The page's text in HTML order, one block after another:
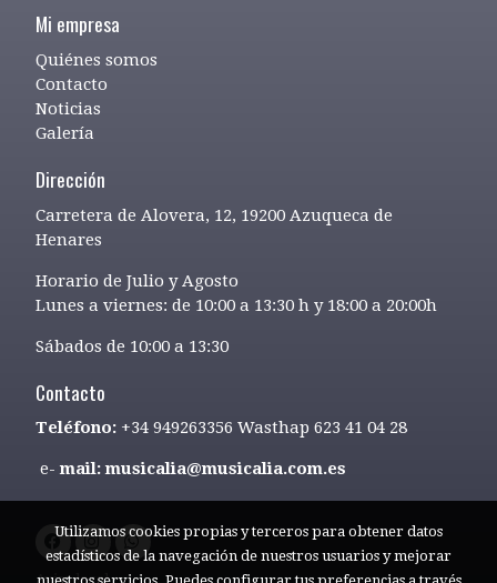
Mi empresa
Quiénes somos
Contacto
Noticias
Galería
Dirección
Carretera de Alovera, 12, 19200 Azuqueca de
Henares
Horario de Julio y Agosto
Lunes a viernes: de 10:00 a 13:30 h y 18:00 a 20:00h
Sábados de 10:00 a 13:30
Contacto
Teléfono: +34 949263356 Wasthap 623 41 04 28
e-mail: musicalia@musicalia.com.es
Aviso legal
Utilizamos cookies propias y terceros para obtener datos
estadísticos de la navegación de nuestros usuarios y mejorar